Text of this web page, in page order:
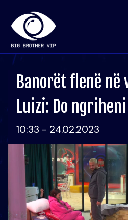
Banorët flenë në
Luizi: Do
10:33 - 24.02.2023